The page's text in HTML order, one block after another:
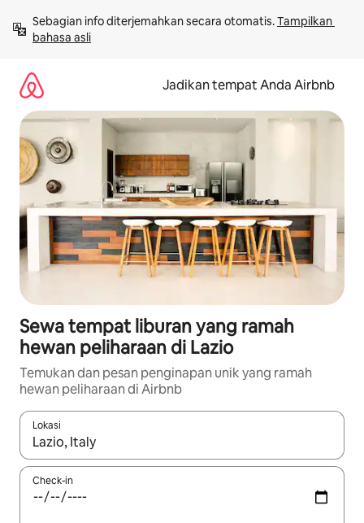
langsung
lihat
Sebagian info diterjemahkan secara otomatis. Tampilkan
bahasa asli
Jadikan tempat Anda Airbnb
Sewa tempat liburan yang ramah
hewan peliharaan di Lazio
Temukan dan pesan penginapan unik yang ramah
hewan peliharaan di Airbnb
Lokasi
Jika hasil yang dicari tersedia, telusuri dengan tombol panah
Check-in